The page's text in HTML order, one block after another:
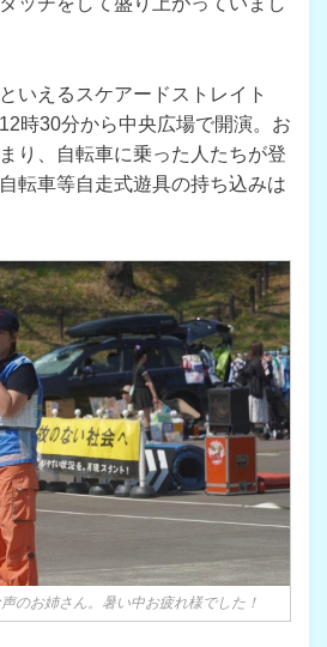
いえるスケアードストレイト
時30分から中央広場で開演。お
り、自転車に乗った人たちが登
転車等自走式遊具の持ち込みは
のお姉さん。暑い中お疲れ様でした！